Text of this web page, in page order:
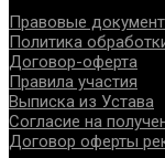
Правовые
Политика
Договор-оферта
Правила участия
Выписка из Устава
Согласие на
Договор оферты